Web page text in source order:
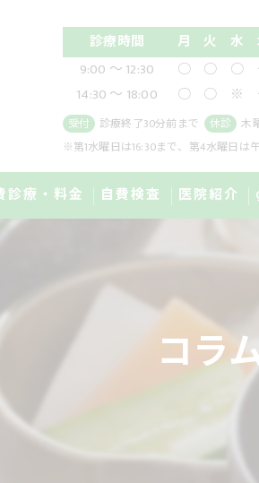
診療時間 月 火 水
9:00 ～ 12:30
○ ○ ○
14:30 ～ 18:00
○ ○ ※
受付 診療終了30分前まで 休診 木
※第1水曜日は16:30まで、第4水曜日は
診療・料金
治療 IPL
療法
れの謎解きプログラム
自費検査
尿有機酸検査
唾液コルチゾール検査
医院紹介
コラ